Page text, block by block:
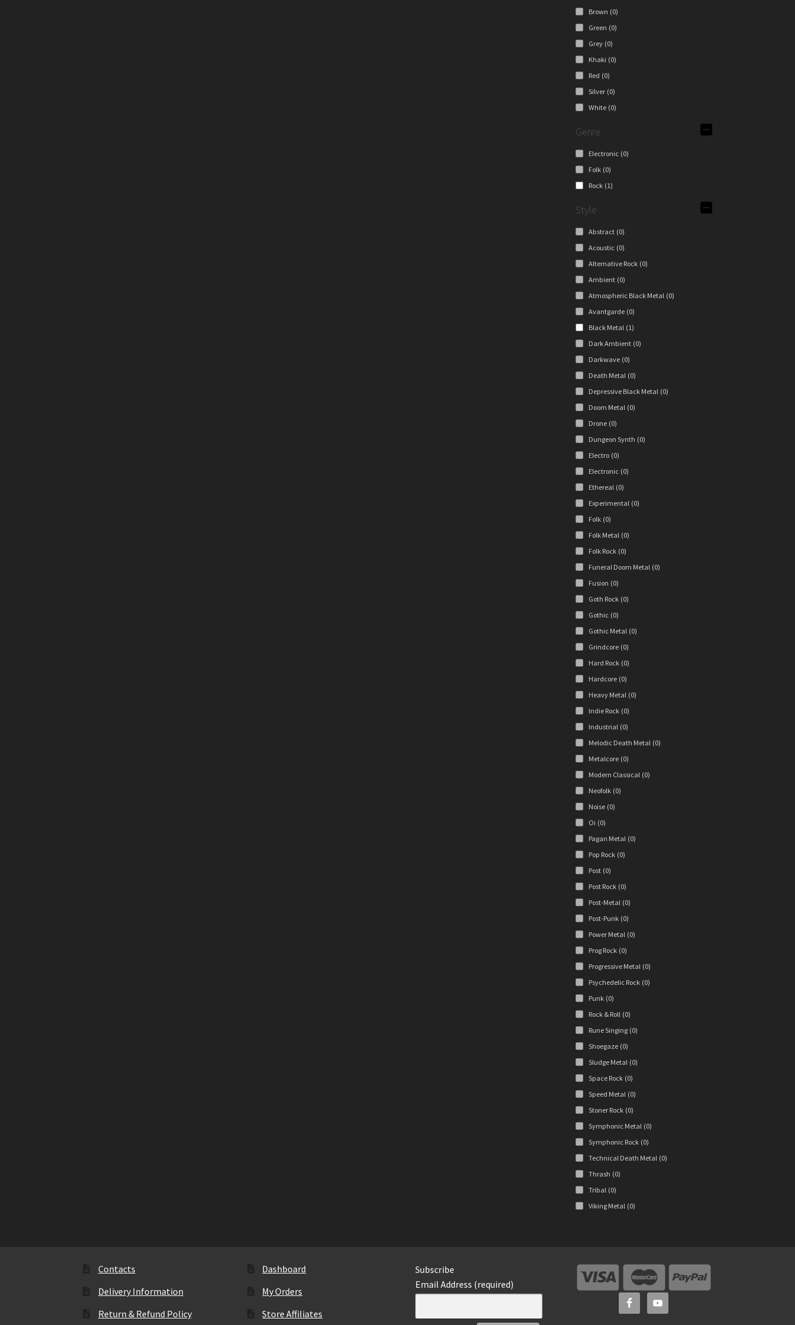
Brown (0)
Green (0)
Grey (0)
Khaki (0)
Red (0)
Silver (0)
White (0)
Genre
Electronic (0)
Folk (0)
Rock (1)
Style
Abstract (0)
Acoustic (0)
Alternative Rock (0)
Ambient (0)
Atmospheric Black Metal (0)
Avantgarde (0)
Black Metal (1)
Dark Ambient (0)
Darkwave (0)
Death Metal (0)
Depressive Black Metal (0)
Doom Metal (0)
Drone (0)
Dungeon Synth (0)
Electro (0)
Electronic (0)
Ethereal (0)
Experimental (0)
Folk (0)
Folk Metal (0)
Folk Rock (0)
Funeral Doom Metal (0)
Fusion (0)
Goth Rock (0)
Gothic (0)
Gothic Metal (0)
Grindcore (0)
Hard Rock (0)
Hardcore (0)
Heavy Metal (0)
Indie Rock (0)
Industrial (0)
Melodic Death Metal (0)
Metalcore (0)
Modern Classical (0)
Neofolk (0)
Noise (0)
Oi (0)
Pagan Metal (0)
Pop Rock (0)
Post (0)
Post Rock (0)
Post-Metal (0)
Post-Punk (0)
Power Metal (0)
Prog Rock (0)
Progressive Metal (0)
Psychedelic Rock (0)
Punk (0)
Rock & Roll (0)
Rune Singing (0)
Shoegaze (0)
Sludge Metal (0)
Space Rock (0)
Speed Metal (0)
Stoner Rock (0)
Symphonic Metal (0)
Symphonic Rock (0)
Technical Death Metal (0)
Thrash (0)
Tribal (0)
Viking Metal (0)
Contacts
Delivery Information
Return & Refund Policy
Dashboard
My Orders
Store Affiliates
Subscribe
Email Address (required)